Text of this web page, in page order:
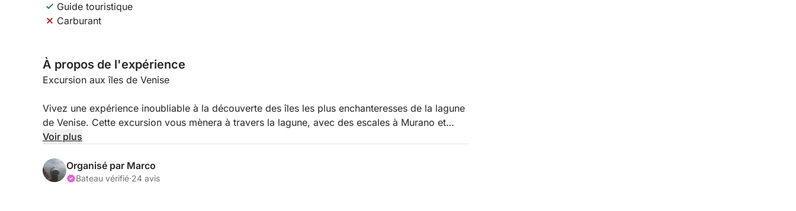
Guide touristique
Carburant
À propos de l'expérience
Excursion aux îles de Venise
Vivez une expérience inoubliable à la découverte des îles les plus enchanteresses de la lagune
de Venise. Cette excursion vous mènera à travers la lagune, avec des escales à Murano et
Burano.
Durant la croisière, vous profiterez de vues imprenables sur la lagune et vous imprégnerez de
son atmosphère intemporelle. Premier arrêt : Murano, mondialement connue pour son art
Voir plus
Organisé par Marco
Bateau vérifié·24 avis